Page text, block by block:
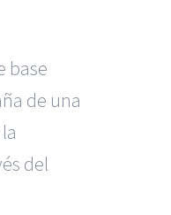
base
de una
del